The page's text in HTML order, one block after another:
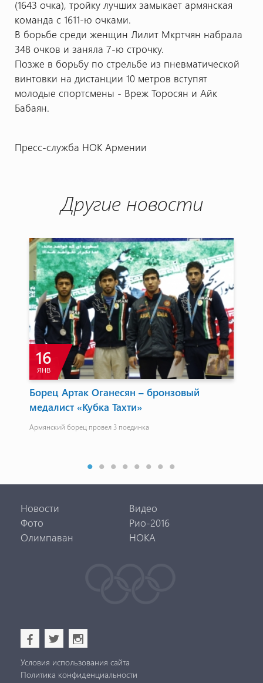
(1643 очка), тройку лучших замыкает армянская
команда с 1611-ю очками.
В борьбе среди женщин Лилит Мкртчян набрала
348 очков и заняла 7-ю строчку.
Позже в борьбу по стрельбе из пневматической
винтовки на дистанции 10 метров вступят
молодые спортсмены - Вреж Торосян и Айк
Бабаян.
Пресс-служба НОК Армении
Другие новости
16
ЯНВ
Борец Артак Оганесян – бронзовый
медалист «Кубка Тахти»
Армянский борец провел 3 поединка
Новости
Видео
Фото
Рио-2016
Олимпаван
НОКА
b a x
Условия использования сайта
Политика конфиденциальности